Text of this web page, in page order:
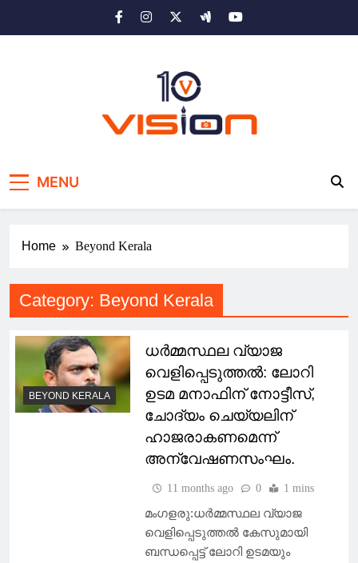
MENU
Home Beyond Kerala
Category: Beyond Kerala
BEYOND KERALA
ധർമ്മസ്ഥല വ്യാജ
വെളിപ്പെടുത്തൽ: ലോറി
ഉടമ മനാഫിന് നോട്ടീസ്,
ചോദ്യം ചെയ്യലിന്
ഹാജരാകണമെന്ന്
അന്വേഷണസംഘം.
11 months ago 0 1 mins
മംഗളരു:ധർമ്മസ്ഥല വ്യാജ
വെളിപ്പെടുത്തൽ കേസുമായി
ബന്ധപ്പെട്ട് ലോറി ഉടമയും